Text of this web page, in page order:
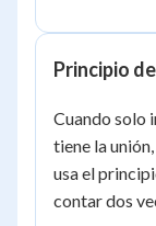
{4\}
Principio
Cuando solo
tiene la
usa el
contar dos